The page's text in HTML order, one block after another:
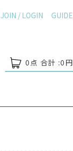
JOIN / LOGIN GUIDE
0 点 合計 :0 円